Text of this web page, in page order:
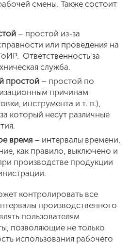
смены. Также состоит
– простой из-за
или проведения на
Ответственность за
служба.
простой – простой по
причинам
инструмента и т. п.),
который несут различные
время – интервалы времени,
как правило, выключено и
производстве продукции
контролировать все
производственного
пользователям
позволяющие не только
использования рабочего